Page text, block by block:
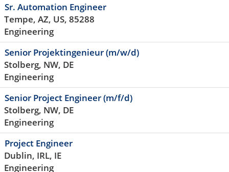
Sr. Automation Engineer
Tempe, AZ, US, 85288
Engineering
Senior Projektingenieur (m/w/d)
Stolberg, NW, DE
Engineering
Senior Project Engineer (m/f/d)
Stolberg, NW, DE
Engineering
Project Engineer
Dublin, IRL, IE
Engineering